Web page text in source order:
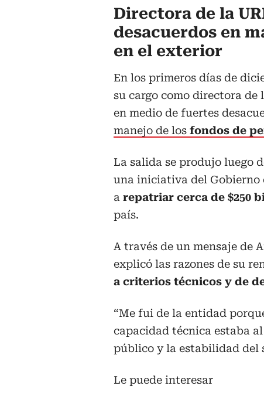
Directora de la
desacuerdos en
en el exterior
En los primeros días de
su cargo como directora de
en medio de fuertes
manejo de los fondos de
La salida se produjo luego
una iniciativa del Gobierno
a repatriar cerca de $250
país.
A través de un mensaje de
explicó las razones de su
a criterios técnicos y de
“Me fui de la entidad
capacidad técnica estaba
público y la estabilidad del
Le puede interesar